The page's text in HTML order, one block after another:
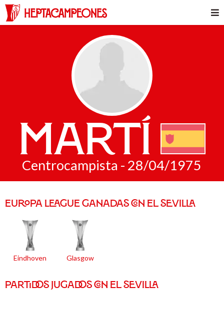
Martí
Centrocampista - 28/04/1975
EUROPA LEAGUE GANADAS CON EL SEVILLA
Eindhoven Glasgow
PARTIDOS JUGADOS CON EL SEVILLA